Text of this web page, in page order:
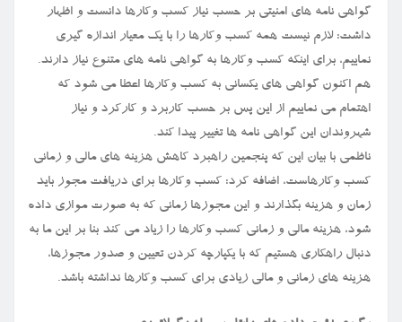
گواهی نامه های امنیتی بر حسب نیاز کسب وکارها دانست و اظهار
داشت: لازم نیست همه کسب وکارها را با یک معیار اندازه گیری
نماییم، برای اینکه کسب وکارها به گواهی نامه های متنوع نیاز دارند.
هم اکنون گواهی های یکسانی به کسب وکارها اعطا می شود که
اهتمام می نماییم از این پس بر حسب کاربرد و کارکرد و نیاز
شهروندان این گواهی نامه ها تغییر پیدا کند.
ناظمی با بیان این که پنجمین راهبرد کاهش هزینه های مالی و زمانی
کسب وکارهاست، اضافه کرد: کسب وکارها برای دریافت مجوز باید
زمان و هزینه بگذارند و این مجوزها زمانی که به صورت موازی داده
شود، هزینه مالی و زمانی کسب وکارها را زیاد می کند بنا بر این ما به
دنبال راهکاری هستیم که با یکپارچه کردن تعیین و صدور مجوزها،
هزینه های زمانی و مالی زیادی برای کسب وکارها نداشته باشد.